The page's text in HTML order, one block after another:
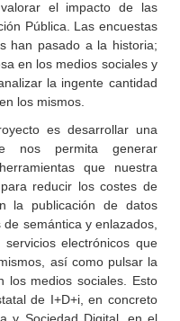
el impacto de las
Pública. Las encuestas
han pasado a la historia;
en los medios sociales y
la ingente cantidad
los mismos.
es desarrollar una
nos permita generar
que nuestra
reducir los costes de
la publicación de datos
semántica y enlazados,
electrónicos que
así como pulsar la
los medios sociales. Esto
de I+D+i, en concreto